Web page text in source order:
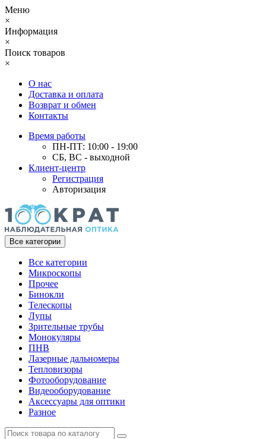
Меню
×
Информация
×
Поиск товаров
×
О нас
Доставка и оплата
Возврат и обмен
Контакты
Время работы
ПН-ПТ: 10:00 - 19:00
СБ, ВС - выходной
Клиент-центр
Регистрация
Авторизация
Все категории
Все категории
Микроскопы
Прочее
Бинокли
Телескопы
Лупы
Зрительные трубы
Монокуляры
ПНВ
Лазерные дальномеры
Тепловизоры
Фотооборудование
Видеооборудование
Аксессуары для оптики
Разное